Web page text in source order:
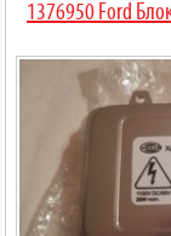
1376950 Ford